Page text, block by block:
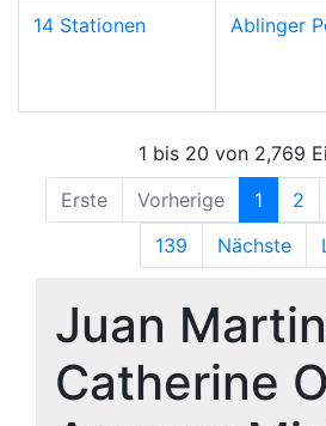
14 Stationen Ablinger
1 bis 20 von 2,769
Erste
Vorherige 1 2
139
Nächste
Juan
Catherine